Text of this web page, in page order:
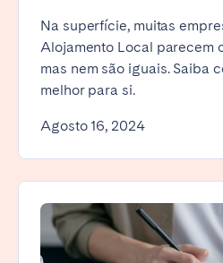
Na superfície, muitas
Alojamento Local parecem
mas nem são iguais. Saiba
melhor para si.
Agosto 16, 2024